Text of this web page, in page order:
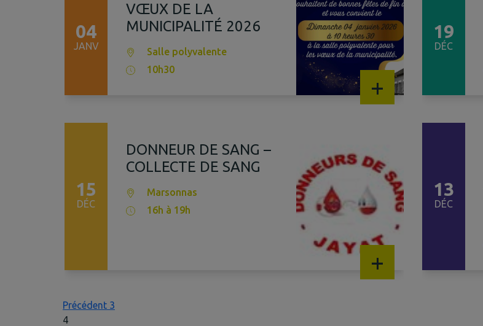
04
JANV
VŒUX DE LA
MUNICIPALITÉ 2026
Salle polyvalente
10h30
+
19
DÉC
15
DÉC
DONNEUR DE SANG –
COLLECTE DE SANG
Marsonnas
16h à 19h
+
13
DÉC
Précédent 3
4